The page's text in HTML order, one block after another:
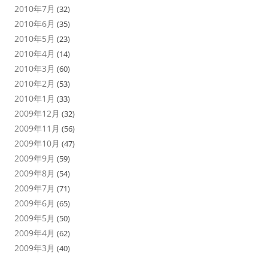
2010年7月 (32)
2010年6月 (35)
2010年5月 (23)
2010年4月 (14)
2010年3月 (60)
2010年2月 (53)
2010年1月 (33)
2009年12月 (32)
2009年11月 (56)
2009年10月 (47)
2009年9月 (59)
2009年8月 (54)
2009年7月 (71)
2009年6月 (65)
2009年5月 (50)
2009年4月 (62)
2009年3月 (40)